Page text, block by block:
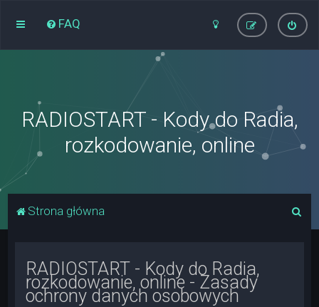
FAQ
RADIOSTART - Kody do Radia,
rozkodowanie, online
Strona główna
RADIOSTART - Kody do Radia,
rozkodowanie, online - Zasady
ochrony danych osobowych